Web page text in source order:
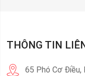
THÔNG TIN
65 Phó Cơ Điều,